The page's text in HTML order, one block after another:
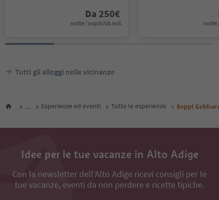
Da 250€
notte / ospiti IVA incl. notte
Tutti gli alloggi nelle vicinanze
... Esperienze ed eventi Tutte le esperienze Seppi
Idee per le tue vacanze in Alto Adige
Con la newsletter dell’Alto Adige ricevi consigli per le
tue vacanze, eventi da non perdere e ricette tipiche.